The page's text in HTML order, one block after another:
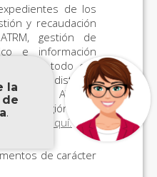
de los
y recaudación
gestión de
e información
general, todo ello
con los distintos
por la ATRM y
de la Región, para
consultar aquí.
de carácter